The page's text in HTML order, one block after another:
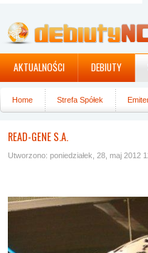
AKTUALNOŚCI DEBIUTY
Home Strefa Spółek
READ-GENE S.A.
Utworzono: poniedziałek, 28, maj 2012